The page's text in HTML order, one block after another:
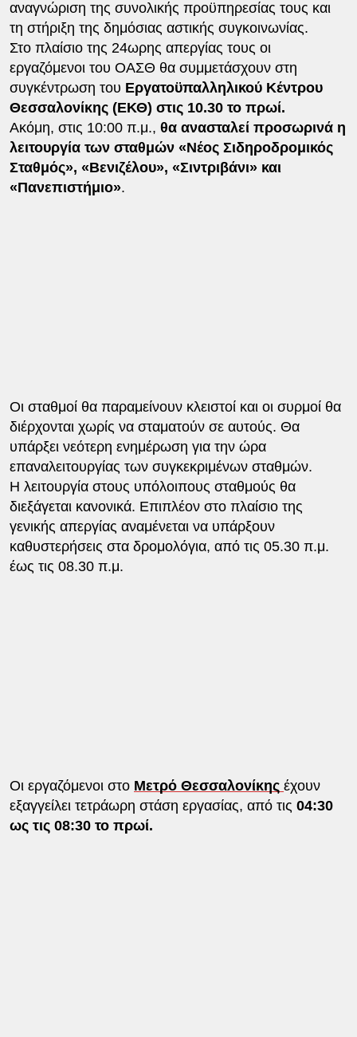
αναγνώριση της συνολικής προϋπηρεσίας τους και
τη στήριξη της δημόσιας αστικής συγκοινωνίας.
Στο πλαίσιο της 24ωρης απεργίας τους οι
εργαζόμενοι του ΟΑΣΘ θα συμμετάσχουν στη
συγκέντρωση του Εργατοϋπαλληλικού Κέντρου
Θεσσαλονίκης (ΕΚΘ) στις 10.30 το πρωί.
Ακόμη, στις 10:00 π.μ., θα ανασταλεί προσωρινά η
λειτουργία των σταθμών «Νέος Σιδηροδρομικός
Σταθμός», «Βενιζέλου», «Σιντριβάνι» και
«Πανεπιστήμιο».
Oι σταθμοί θα παραμείνουν κλειστοί και οι συρμοί θα
διέρχονται χωρίς να σταματούν σε αυτούς. Θα
υπάρξει νεότερη ενημέρωση για την ώρα
επαναλειτουργίας των συγκεκριμένων σταθμών.
H λειτουργία στους υπόλοιπους σταθμούς θα
διεξάγεται κανονικά. Eπιπλέον στο πλαίσιο της
γενικής απεργίας αναμένεται να υπάρξουν
καθυστερήσεις στα δρομολόγια, από τις 05.30 π.μ.
έως τις 08.30 π.μ.
Οι εργαζόμενοι στο Μετρό Θεσσαλονίκης έχουν
εξαγγείλει τετράωρη στάση εργασίας, από τις 04:30
ως τις 08:30 το πρωί.